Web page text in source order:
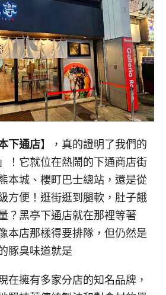
下通店】，真的證明了我們的
！它就位在熱鬧的下通商店街
本城、櫻町巴士總站，還是從
方便！逛街逛到腿軟，肚子餓
？黑亭下通店就在那裡等著
本店那樣得要排隊，但仍然是
豚臭味道就是
在擁有多家分店的知名品牌，